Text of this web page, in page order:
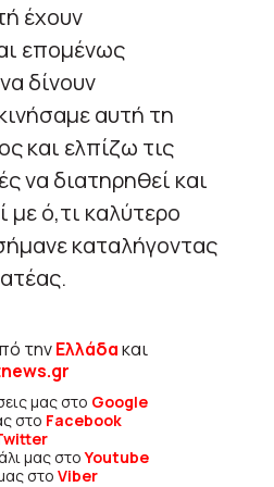
έχουν
επομένως
δίνουν
αυτή τη
και ελπίζω τις
να διατηρηθεί και
με ό,τι καλύτερο
καταλήγοντας
τηνΕλλάδακαι
μας στο Google
στο Facebook
μας στοYoutube
στο Viber